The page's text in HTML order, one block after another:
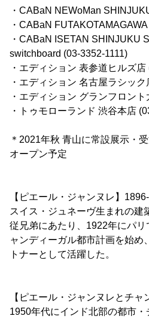
・CABaN NEWoMan
・CABaN
・CABaN ISETAN SHINJUKU
switchboard (03-3352-1111)
・エディション 表参道ヒルズ
・エディション 名古屋ラシッ
・エディション グランフロン
・トゥモローランド 渋谷本店
＊2021年秋 青山に常設展示・
オープン予定
【ピエール・ジャンヌレ】
スイス・ジュネーヴ生まれの建
従兄弟にあたり、1922年にパ
ャンディーガル都市計画を始め
トナーとして活躍した。
【ピエール・ジャンヌレとチャ
1950年代にインド北部の都市・